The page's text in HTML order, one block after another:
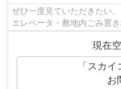
ぜひ一度見ていただきたい
エレベータ・敷地内ごみ置
から徒歩8分の物件なら、駅
現在
「スカ
お